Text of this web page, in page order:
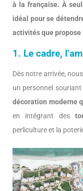
à la française. À
idéal pour se
activités que propose
1. Le cadre,
Dès notre arrivée,
un personnel
décoration moderne
en intégrant des
perliculture et la